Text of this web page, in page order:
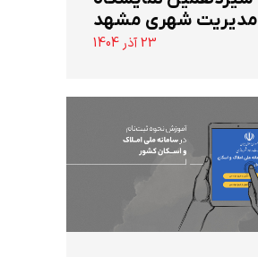
مدیریت شهری مشهد
23 آذر 1404